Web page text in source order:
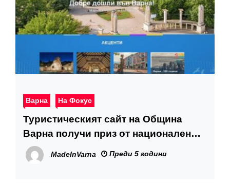
Варна На Фокус
Туристическият сайт на Община
Варна получи приз от национален
конкурс
MadeInVarna Преди 5 години